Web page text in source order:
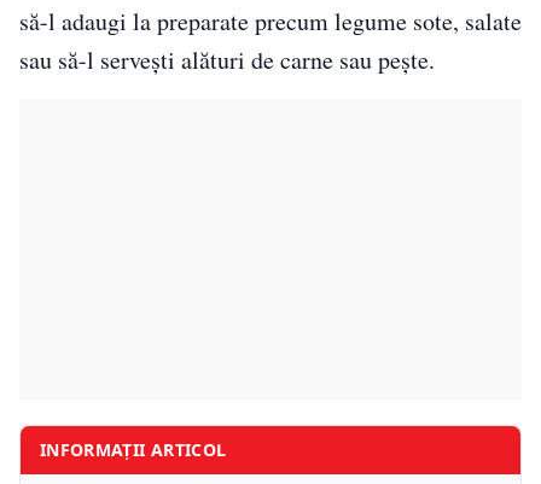
să-l adaugi la preparate precum legume sote, salate
sau să-l servești alături de carne sau pește.
INFORMAȚII ARTICOL